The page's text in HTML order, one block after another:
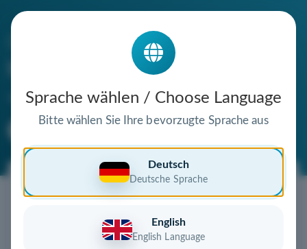
Sprache wählen / Choose Language
Bitte wählen Sie Ihre bevorzugte Sprache aus
Deutsch
Deutsche Sprache
English
English Language
holzabsatzfonds.de
steht zum Verkauf
Jetzt diese Wunschdomain
Diese Domain könnte schon bald Ihnen gehören!